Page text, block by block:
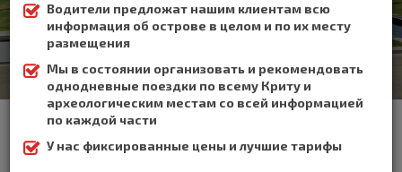
Водители предложат нашим клиентам всю
информация об острове в целом и по их месту
размещения
Мы в состоянии организовать и рекомендовать
однодневные поездки по всему Криту и
археологическим местам со всей информацией
по каждой части
У нас фиксированные цены и лучшие тарифы
Агия Пелагия находится в 18 км к западу от Ираклиона. Почти 4
десятилетия назад компания Capsis увидела потенциал в
Hotel являетсяодним из крупнейших и самых роскошных
отелей и занимает всю западную сторону здешней бухты.